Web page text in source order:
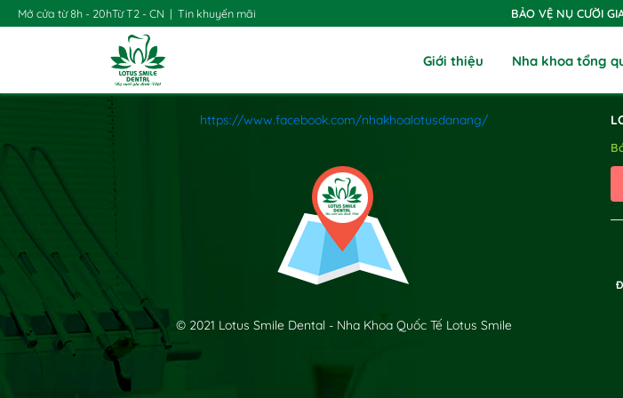
Mở cửa từ 8h - 20hTừ T2 - CN | Tin khuyến mãi BẢO VỆ NỤ CƯỜI
Giới thiệu Nha khoa tổng
https://www.facebook.com/nhakhoalotusdanang/
© 2021 Lotus Smile Dental - Nha Khoa Quốc Tế Lotus Smile